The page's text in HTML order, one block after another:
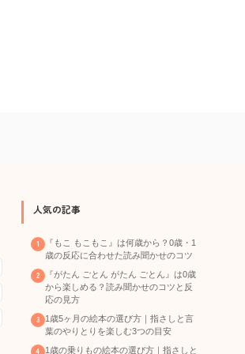
人気の記事
『もこ もこもこ』は何歳から？0歳・1
歳の反応に合わせた読み聞かせのコツ
『がたん ごとん がたん ごとん』は0歳
から楽しめる？読み聞かせのコツと反
応の見方
1歳5ヶ月の絵本の選び方｜指さしと言
葉のやりとりを楽しむ3つの目安
1歳の乗りもの絵本の選び方｜指さしと